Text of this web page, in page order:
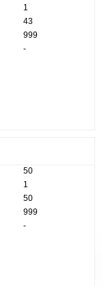
1
43
999
-
50
1
50
999
-